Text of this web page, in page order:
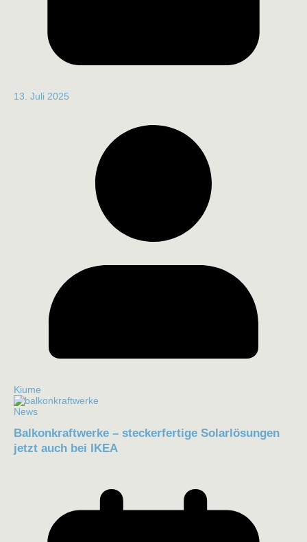
13. Juli 2025
Kiume
News
Balkonkraftwerke – steckerfertige Solarlösungen
jetzt auch bei IKEA